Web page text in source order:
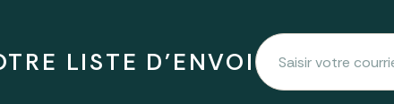
LISTE D'ENVOI